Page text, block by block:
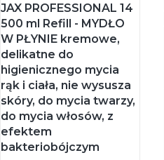
JAX PROFESSIONAL 14
500 ml Refill - MYDŁO
W PŁYNIE kremowe,
delikatne do
higienicznego mycia
rąk i ciała, nie wysusza
skóry, do mycia twarzy,
do mycia włosów, z
efektem
bakteriobójczym